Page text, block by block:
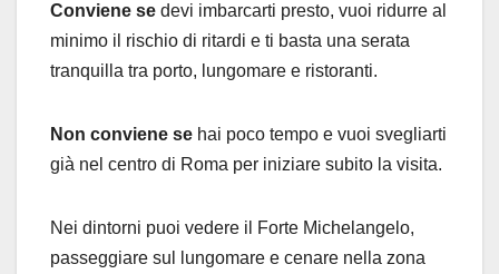
Conviene se devi imbarcarti presto, vuoi ridurre al
minimo il rischio di ritardi e ti basta una serata
tranquilla tra porto, lungomare e ristoranti.
Non conviene se hai poco tempo e vuoi svegliarti
già nel centro di Roma per iniziare subito la visita.
Nei dintorni puoi vedere il Forte Michelangelo,
passeggiare sul lungomare e cenare nella zona